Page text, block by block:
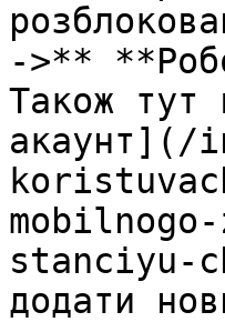
->**
Також тут
акаунт](/
stanciyu-
додати